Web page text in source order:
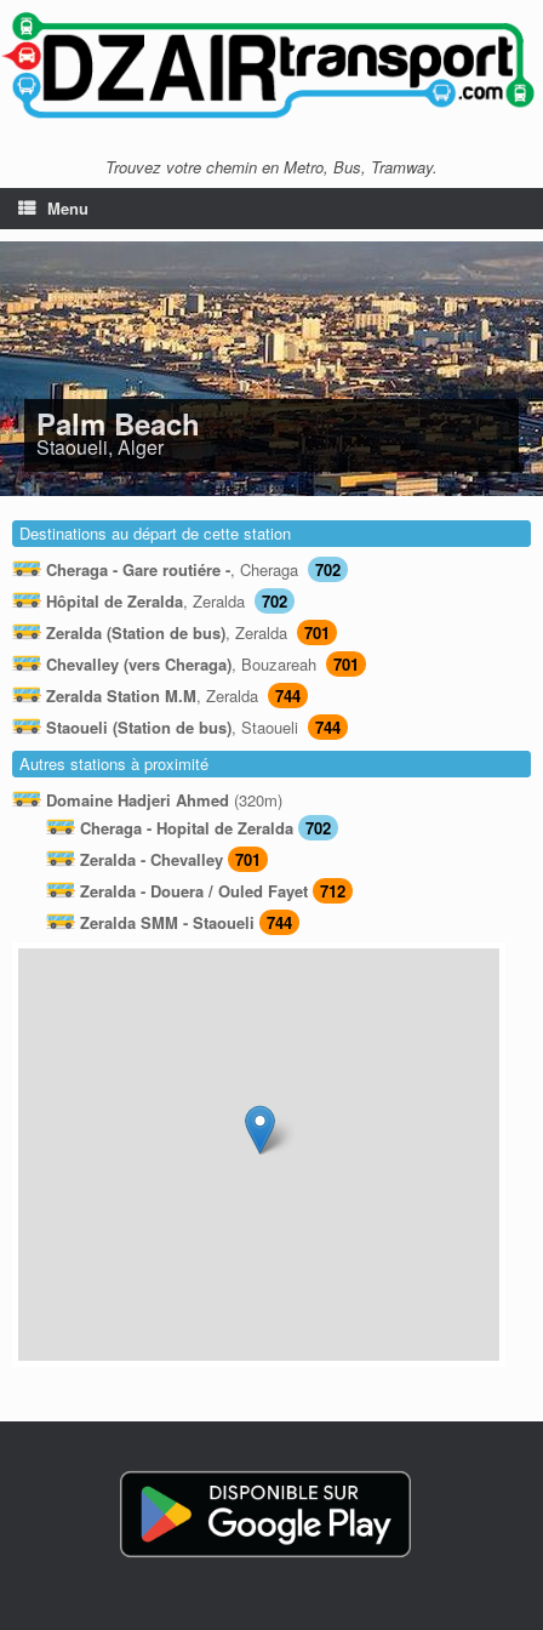
Trouvez votre chemin en Metro, Bus, Tramway.
Menu
Palm Beach
Staoueli, Alger
Destinations au départ de cette station
Cheraga - Gare routiére -, Cheraga
702
Hôpital de Zeralda, Zeralda
702
Zeralda (Station de bus), Zeralda
701
Chevalley (vers Cheraga), Bouzareah
701
Zeralda Station M.M, Zeralda
744
Staoueli (Station de bus), Staoueli
744
Autres stations à proximité
Domaine Hadjeri Ahmed (320m)
Cheraga - Hopital de Zeralda 702
Zeralda - Chevalley 701
Zeralda - Douera / Ouled Fayet 712
Zeralda SMM - Staoueli 744